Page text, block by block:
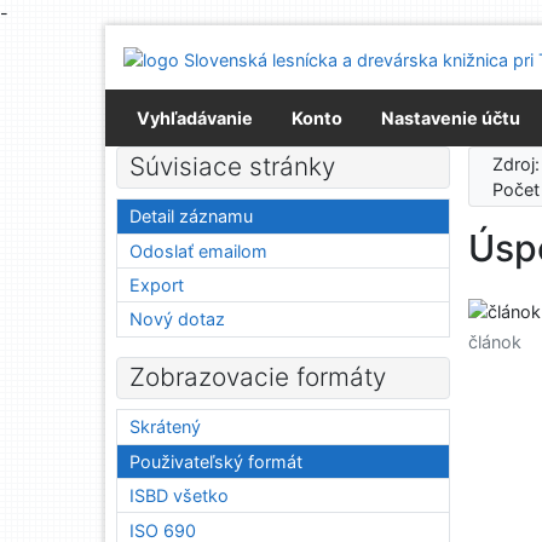
-
Prejsť na menu
Prehlásenie o webovej prístupnosti
Vyhľadávanie
Konto Nastavenie účtu
článok
Súvisiace stránky
Detail záznamu
Odoslať emailom
Export
Nový dotaz
Zobrazovacie formáty
Skrátený
Použivateľský formát
ISBD všetko
ISO 690